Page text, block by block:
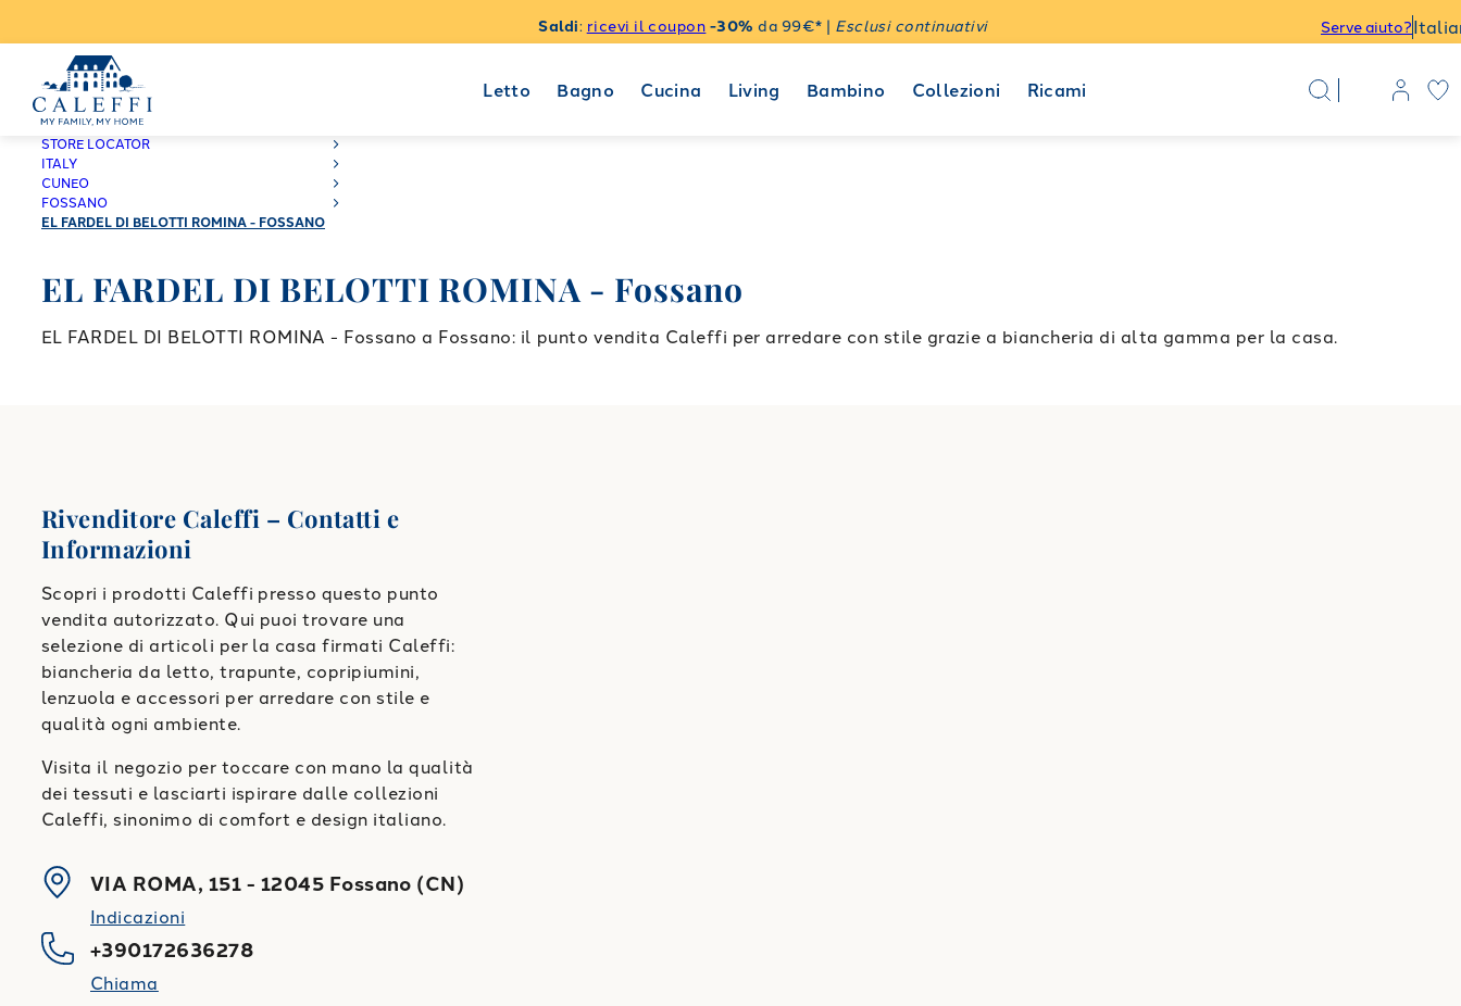
Saldi: ricevi il coupon -30% da 99€* | Esclusi continuativi Serve aiuto?
Letto Bagno Cucina Living Bambino Collezioni Ricami
CALEFFI
STORE LOCATOR
ITALY
CUNEO
FOSSANO
EL FARDEL DI BELOTTI ROMINA - FOSSANO
EL FARDEL DI BELOTTI ROMINA - Fossano
EL FARDEL DI BELOTTI ROMINA - Fossano a Fossano: il punto vendita Caleffi per arredare con stile grazie a biancheria di alta gamma per la casa.
Rivenditore Caleffi – Contatti e
Informazioni
Scopri i prodotti Caleffi presso questo punto
vendita autorizzato. Qui puoi trovare una
selezione di articoli per la casa firmati Caleffi:
biancheria da letto, trapunte, copripiumini,
lenzuola e accessori per arredare con stile e
qualità ogni ambiente.
Visita il negozio per toccare con mano la qualità
dei tessuti e lasciarti ispirare dalle collezioni
Caleffi, sinonimo di comfort e design italiano.
VIA ROMA, 151 - 12045 Fossano (CN)
Indicazioni
+390172636278
Chiama